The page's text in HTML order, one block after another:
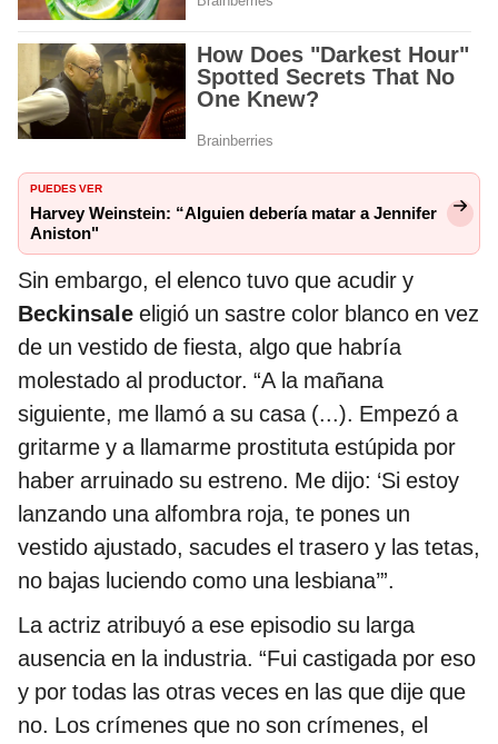
PUEDES VER
Harvey Weinstein: “Alguien debería matar a Jennifer
Aniston"
Sin embargo, el elenco tuvo que acudir y
Beckinsale eligió un sastre color blanco en vez
de un vestido de fiesta, algo que habría
molestado al productor. “A la mañana
siguiente, me llamó a su casa (...). Empezó a
gritarme y a llamarme prostituta estúpida por
haber arruinado su estreno. Me dijo: ‘Si estoy
lanzando una alfombra roja, te pones un
vestido ajustado, sacudes el trasero y las tetas,
no bajas luciendo como una lesbiana’”.
La actriz atribuyó a ese episodio su larga
ausencia en la industria. “Fui castigada por eso
y por todas las otras veces en las que dije que
no. Los crímenes que no son crímenes, el